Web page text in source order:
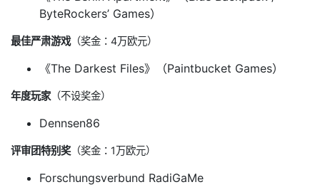
ByteRockers’ Games）
最佳严肃游戏（奖金：4万欧元）
《The Darkest Files》（Paintbucket Games）
年度玩家 （不设奖金）
Dennsen86
评审团特别奖 （奖金：1万欧元）
Forschungsverbund RadiGaMe